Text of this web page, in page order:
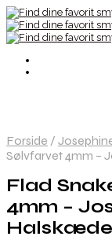
Forside /
Sølvfarvet 4mm –
Flad
4mm –